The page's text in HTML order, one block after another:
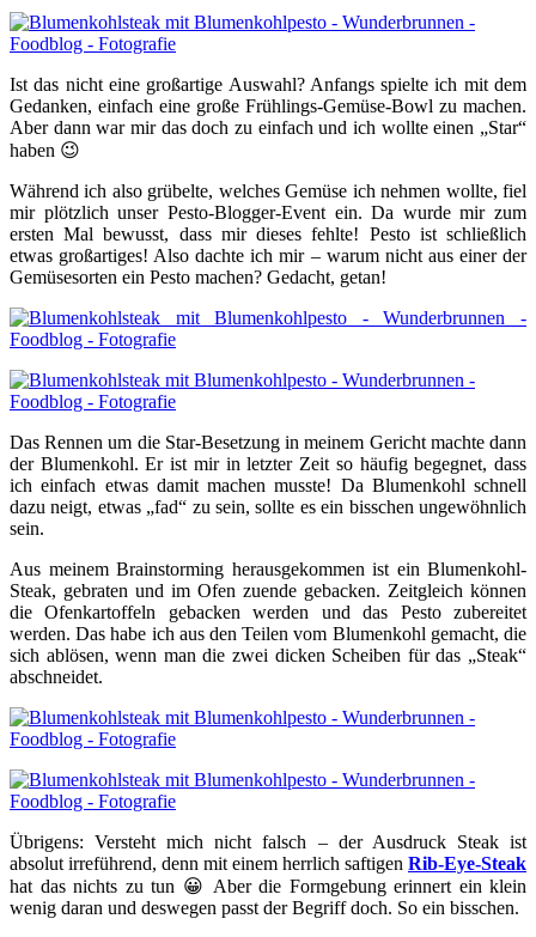
Ist das nicht eine großartige Auswahl? Anfangs spielte ich mit dem
Gedanken, einfach eine große Frühlings-Gemüse-Bowl zu machen.
Aber dann war mir das doch zu einfach und ich wollte einen „Star“
haben 😉
Während ich also grübelte, welches Gemüse ich nehmen wollte, fiel
mir plötzlich unser Pesto-Blogger-Event ein. Da wurde mir zum
ersten Mal bewusst, dass mir dieses fehlte! Pesto ist schließlich
etwas großartiges! Also dachte ich mir – warum nicht aus einer der
Gemüsesorten ein Pesto machen? Gedacht, getan!
Das Rennen um die Star-Besetzung in meinem Gericht machte dann
der Blumenkohl. Er ist mir in letzter Zeit so häufig begegnet, dass
ich einfach etwas damit machen musste! Da Blumenkohl schnell
dazu neigt, etwas „fad“ zu sein, sollte es ein bisschen ungewöhnlich
sein.
Aus meinem Brainstorming herausgekommen ist ein Blumenkohl-
Steak, gebraten und im Ofen zuende gebacken. Zeitgleich können
die Ofenkartoffeln gebacken werden und das Pesto zubereitet
werden. Das habe ich aus den Teilen vom Blumenkohl gemacht, die
sich ablösen, wenn man die zwei dicken Scheiben für das „Steak“
abschneidet.
Übrigens: Versteht mich nicht falsch – der Ausdruck Steak ist
absolut irreführend, denn mit einem herrlich saftigen Rib-Eye-Steak
hat das nichts zu tun 😀 Aber die Formgebung erinnert ein klein
wenig daran und deswegen passt der Begriff doch. So ein bisschen.